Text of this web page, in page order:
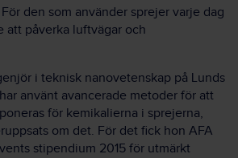
den som använder sprejer varje dag
att påverka luftvägar och
i teknisk nanovetenskap på Lunds
använt avancerade metoder för att
för kemikalierna i sprejerna,
om det. För det fick hon AFA
stipendium 2015 för utmärkt